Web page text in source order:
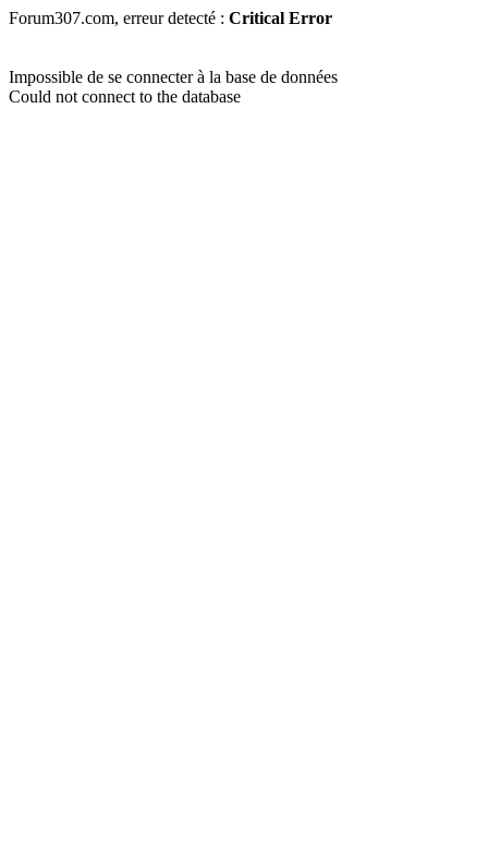
Forum307.com, erreur detecté : Critical Error
Impossible de se connecter à la base de données
Could not connect to the database